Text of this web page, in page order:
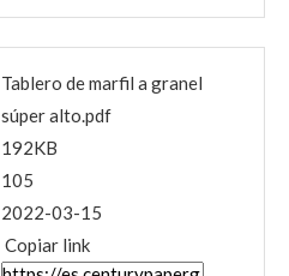
Tablero de marfil a granel
súper alto.pdf
192KB
105
2022-03-15
Copiar link